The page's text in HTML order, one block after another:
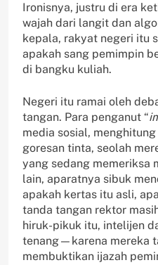
Ironisnya, justru di era
wajah dari langit dan
kepala, rakyat negeri itu
apakah sang pemimpin
di bangku kuliah.
Negeri itu ramai oleh
tangan. Para penganut “
media sosial,
goresan tinta, seolah
yang sedang memeriksa
lain, aparatnya sibuk
apakah kertas itu asli,
tanda tangan rektor
hiruk-pikuk itu, intelijen
tenang—karena mereka
membuktikan ijazah